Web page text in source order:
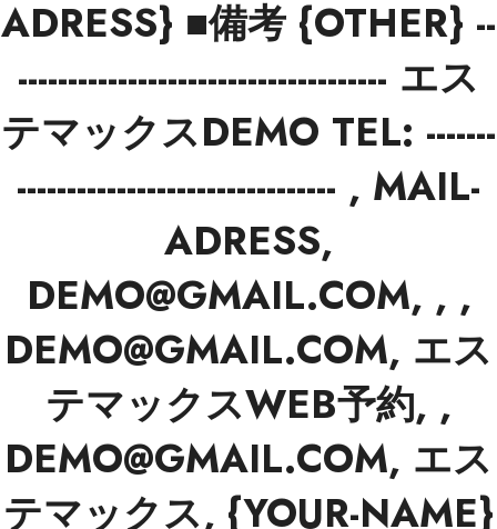
ADRESS} ■備考 {OTHER} --
------------------------------------- エス
テマックスDEMO TEL: -------
-------------------------------- , MAIL-
ADRESS,
DEMO@GMAIL.COM, , ,
DEMO@GMAIL.COM, エス
テマックスWEB予約, ,
DEMO@GMAIL.COM, エス
テマックス, {YOUR-NAME}